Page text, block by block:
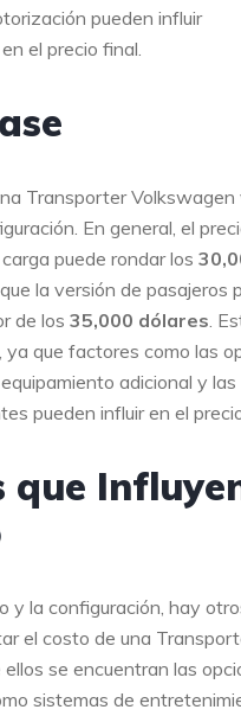
pueden influir
el precio final.
Transporter Volkswagen
En general, el
puede rondar los
que la versión de pasajeros
de los 35,000 dólares .
ya que factores como las
adicional y las
pueden influir en el
que
y la configuración, hay
el costo de una
se encuentran las
sistemas de